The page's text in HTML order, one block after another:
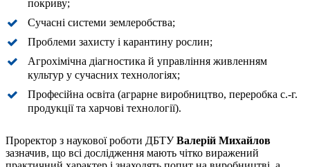
покриву;
Сучасні системи землеробства;
Проблеми захисту і карантину рослин;
Агрохімічна діагностика й управління живленням
культур у сучасних технологіях;
Професійна освіта (аграрне виробництво, переробка с.-г.
продукції та харчові технології).
Проректор з наукової роботи ДБТУВалерій Михайлов
зазначив, що всі дослідження мають чітко виражений